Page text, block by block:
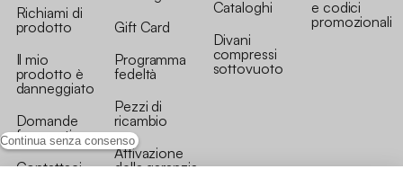
Continua senza consenso
Richiami di
prodotto
Il mio
prodotto è
danneggiato
Domande
frequenti
Contattaci
Gift Card
Programma
fedeltà
Pezzi di
ricambio
Attivazione
della garanzia
Cataloghi
Divani
compressi
sottovuoto
e codici
promozionali